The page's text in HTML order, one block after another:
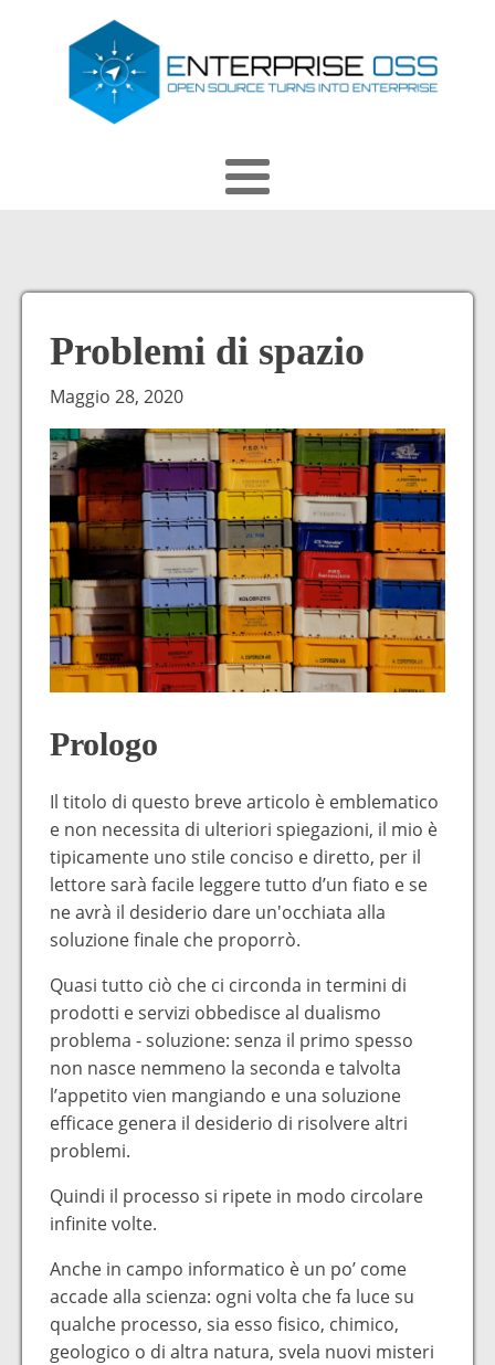
Problemi di spazio
Maggio 28, 2020
Prologo
Il titolo di questo breve articolo è emblematico
e non necessita di ulteriori spiegazioni, il mio è
tipicamente uno stile conciso e diretto, per il
lettore sarà facile leggere tutto d’un fiato e se
ne avrà il desiderio dare un'occhiata alla
soluzione finale che proporrò.
Quasi tutto ciò che ci circonda in termini di
prodotti e servizi obbedisce al dualismo
problema - soluzione: senza il primo spesso
non nasce nemmeno la seconda e talvolta
l’appetito vien mangiando e una soluzione
efficace genera il desiderio di risolvere altri
problemi.
Quindi il processo si ripete in modo circolare
infinite volte.
Anche in campo informatico è un po’ come
accade alla scienza: ogni volta che fa luce su
qualche processo, sia esso fisico, chimico,
geologico o di altra natura, svela nuovi misteri